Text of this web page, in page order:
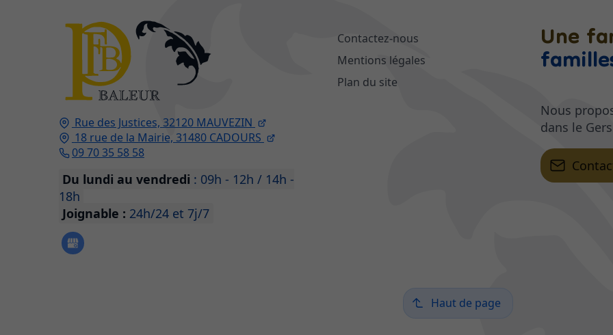
Rue des Justices, 32120 MAUVEZIN
18 rue de la Mairie, 31480 CADOURS
09 70 35 58 58
Du lundi au vendredi : 09h - 12h / 14h -
18h
Joignable : 24h/24 et 7j/7
Contactez-nous
Mentions légales
Plan du site
Une
Nous
dans le
Haut de page